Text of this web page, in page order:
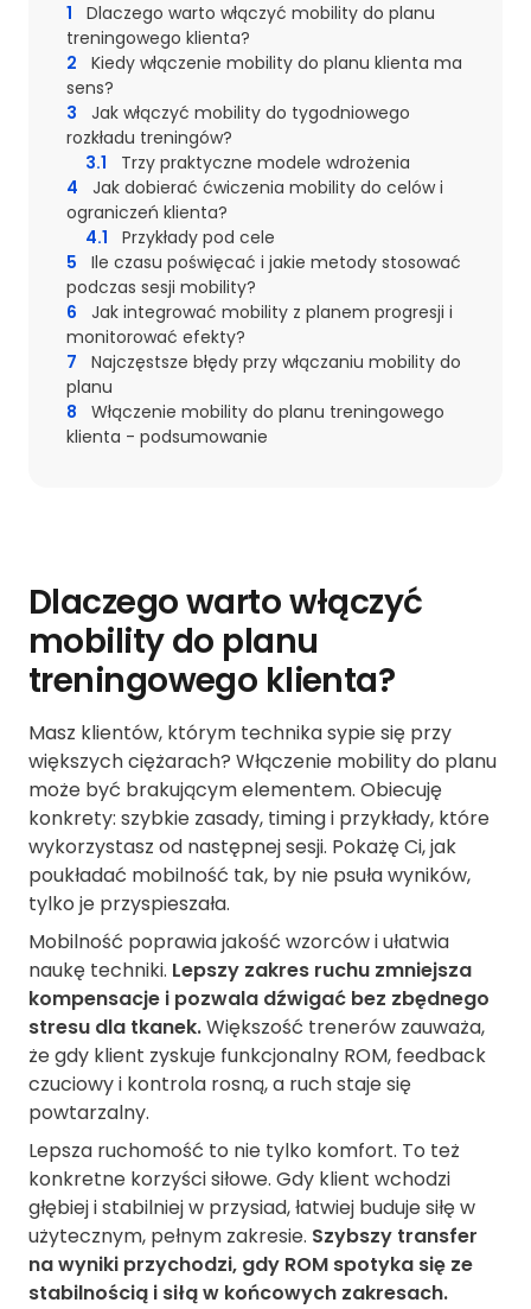
1
Dlaczego warto włączyć mobility do planu
treningowego klienta?
2
Kiedy włączenie mobility do planu klienta ma
sens?
3
Jak włączyć mobility do tygodniowego
rozkładu treningów?
3.1
Trzy praktyczne modele wdrożenia
4
Jak dobierać ćwiczenia mobility do celów i
ograniczeń klienta?
4.1
Przykłady pod cele
5
Ile czasu poświęcać i jakie metody stosować
podczas sesji mobility?
6
Jak integrować mobility z planem progresji i
monitorować efekty?
7
Najczęstsze błędy przy włączaniu mobility do
planu
8
Włączenie mobility do planu treningowego
klienta - podsumowanie
Dlaczego warto włączyć
mobility do planu
treningowego klienta?
Masz klientów, którym technika sypie się przy
większych ciężarach? Włączenie mobility do planu
może być brakującym elementem. Obiecuję
konkrety: szybkie zasady, timing i przykłady, które
wykorzystasz od następnej sesji. Pokażę Ci, jak
poukładać mobilność tak, by nie psuła wyników,
tylko je przyspieszała.
Mobilność poprawia jakość wzorców i ułatwia
naukę techniki. Lepszy zakres ruchu zmniejsza
kompensacje i pozwala dźwigać bez zbędnego
stresu dla tkanek.Większość trenerów zauważa,
że gdy klient zyskuje funkcjonalny ROM, feedback
czuciowy i kontrola rosną, a ruch staje się
powtarzalny.
Lepsza ruchomość to nie tylko komfort. To też
konkretne korzyści siłowe. Gdy klient wchodzi
głębiej i stabilniej w przysiad, łatwiej buduje siłę w
użytecznym, pełnym zakresie. Szybszy transfer
na wyniki przychodzi, gdy ROM spotyka się ze
stabilnością i siłą w końcowych zakresach.